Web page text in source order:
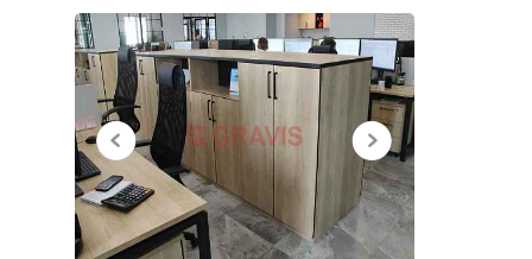
НЕДАВНО
ПРОСМОТРЕННЫЕ